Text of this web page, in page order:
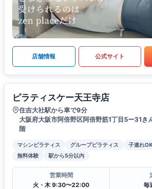
店舗情報 公式サイト
ピラティスケー天王寺店
住吉大社駅から車で9分
大阪府大阪市阿倍野区阿倍野筋1丁目5ー31き
階
マシンピラティス グループピラティス 子連れOK
無料体験
駅から5分以内
営業時間
火・木 9:30〜22:00
毎